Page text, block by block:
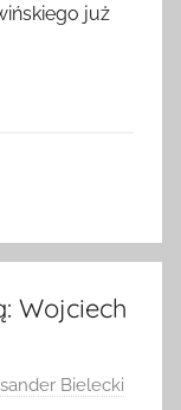
już
Wojciech
Bielecki